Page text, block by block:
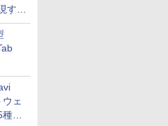
する
ト変
ェ
類